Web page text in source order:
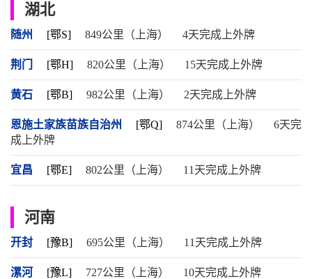
湖北
随州 [鄂S] 849公里（上海） 4天完成上外牌
荆门 [鄂H] 820公里（上海） 15天完成上外牌
黄石 [鄂B] 982公里（上海） 2天完成上外牌
恩施土家族苗族自治州 [鄂Q] 874公里（上海）
6天完
成上外牌
宜昌 [鄂E] 802公里（上海） 11天完成上外牌
河南
开封 [豫B] 695公里（上海） 11天完成上外牌
漯河 [豫L] 727公里（上海） 10天完成上外牌